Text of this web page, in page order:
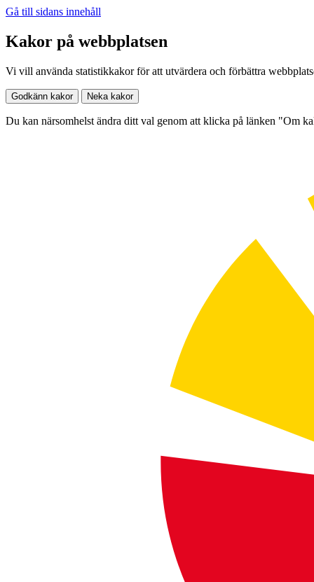
Gå till sidans innehåll
Kakor på webbplatsen
Vi vill använda statistikkakor för att utvärdera och förbättra
Godkänn kakor Neka kakor
Du kan närsomhelst ändra ditt val genom att klicka på länken "Om